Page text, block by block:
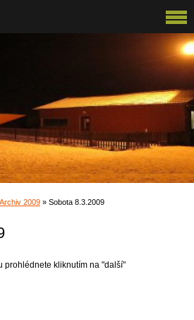
Archiv 2009 » Sobota 8.3.2009
prohlédnete kliknutím na "další"